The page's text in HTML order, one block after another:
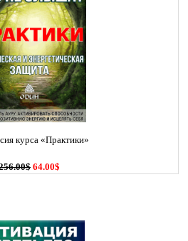
курса «Практики»
64.00$